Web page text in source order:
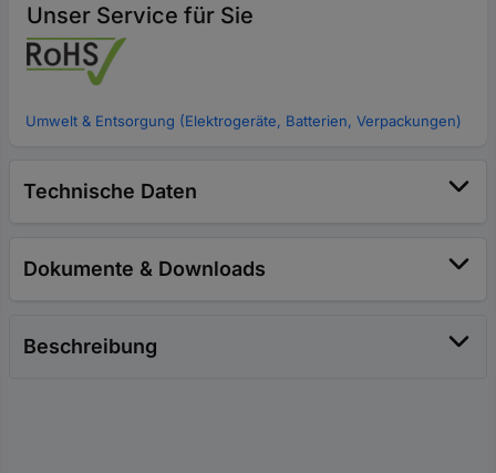
Unser Service für Sie
Umwelt & Entsorgung (Elektrogeräte, Batterien, Verpackungen)
Technische Daten
Dokumente & Downloads
Beschreibung